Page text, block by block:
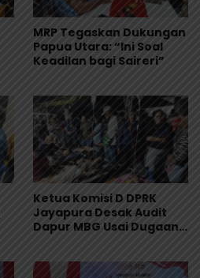
MRP Tegaskan Dukungan
Papua Utara: “Ini Soal
Keadilan bagi Saireri”
Ketua Komisi D DPRK
Jayapura Desak Audit
Dapur MBG Usai Dugaan